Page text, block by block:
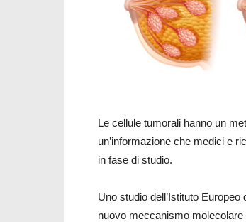
Le cellule tumorali hanno un
un’informazione che medici e
in fase di studio.
Uno studio dell’Istituto
nuovo meccanismo molecolare